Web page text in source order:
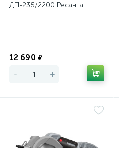
ДП-235/2200 Ресанта
12 690 ₽
- +